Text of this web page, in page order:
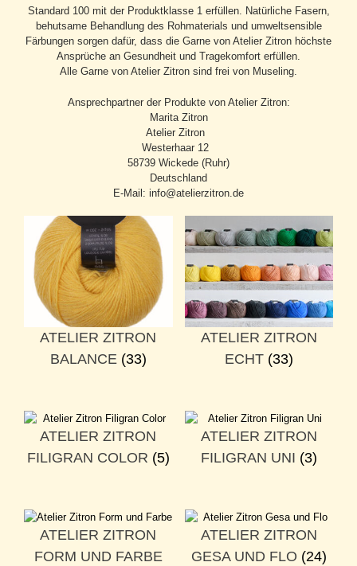
Standard 100 mit der Produktklasse 1 erfüllen. Natürliche Fasern,
behutsame Behandlung des Rohmaterials und umweltsensible
Färbungen sorgen dafür, dass die Garne von Atelier Zitron höchste
Ansprüche an Gesundheit und Tragekomfort erfüllen.
Alle Garne von Atelier Zitron sind frei von Museling.
Ansprechpartner der Produkte von Atelier Zitron:
Marita Zitron
Atelier Zitron
Westerhaar 12
58739 Wickede (Ruhr)
Deutschland
E-Mail: info@atelierzitron.de
ATELIER ZITRON
BALANCE (33)
ATELIER ZITRON
ECHT (33)
ATELIER ZITRON
FILIGRAN COLOR (5)
ATELIER ZITRON
FILIGRAN UNI (3)
ATELIER ZITRON
FORM UND FARBE
ATELIER ZITRON
GESA UND FLO (24)